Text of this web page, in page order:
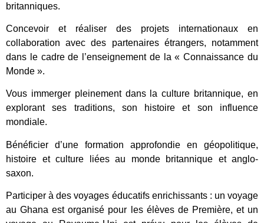
britanniques.
Concevoir et réaliser des projets internationaux en
collaboration avec des partenaires étrangers, notamment
dans le cadre de l’enseignement de la « Connaissance du
Monde ».
Vous immerger pleinement dans la culture britannique, en
explorant ses traditions, son histoire et son influence
mondiale.
Bénéficier d’une formation approfondie en géopolitique,
histoire et culture liées au monde britannique et anglo-
saxon.
Participer à des voyages éducatifs enrichissants : un voyage
au Ghana est organisé pour les élèves de Première, et un